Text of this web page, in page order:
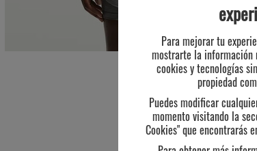
Para mejorar tu
mostrarte la información
cookies y tecnologías
propiedad
Puedes modificar
momento visitando la
Cookies" que encontrarás